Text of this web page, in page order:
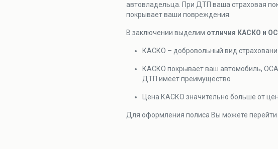
автовладельца. При ДТП ваша страховая
покрывает ваши повреждения.
В заключении выделим отличия КАСКО и
КАСКО – добровольный вид
КАСКО покрывает ваш автомобиль,
ДТП имеет преимущество
Цена КАСКО значительно больше от
Для оформления полиса Вы можете